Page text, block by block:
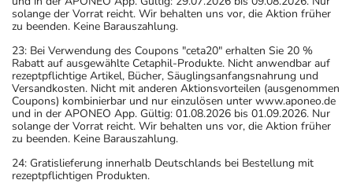
solange der Vorrat reicht. Wir behalten uns vor, die Aktion früher
zu beenden. Keine Barauszahlung.
23: Bei Verwendung des Coupons "ceta20" erhalten Sie 20 %
Rabatt auf ausgewählte Cetaphil-Produkte. Nicht anwendbar auf
rezeptpflichtige Artikel, Bücher, Säuglingsanfangsnahrung und
Versandkosten. Nicht mit anderen Aktionsvorteilen (ausgenommen
Coupons) kombinierbar und nur einzulösen unter www.aponeo.de
und in der APONEO App. Gültig: 01.08.2026 bis 01.09.2026. Nur
solange der Vorrat reicht. Wir behalten uns vor, die Aktion früher
zu beenden. Keine Barauszahlung.
24: Gratislieferung innerhalb Deutschlands bei Bestellung mit
rezeptpflichtigen Produkten.